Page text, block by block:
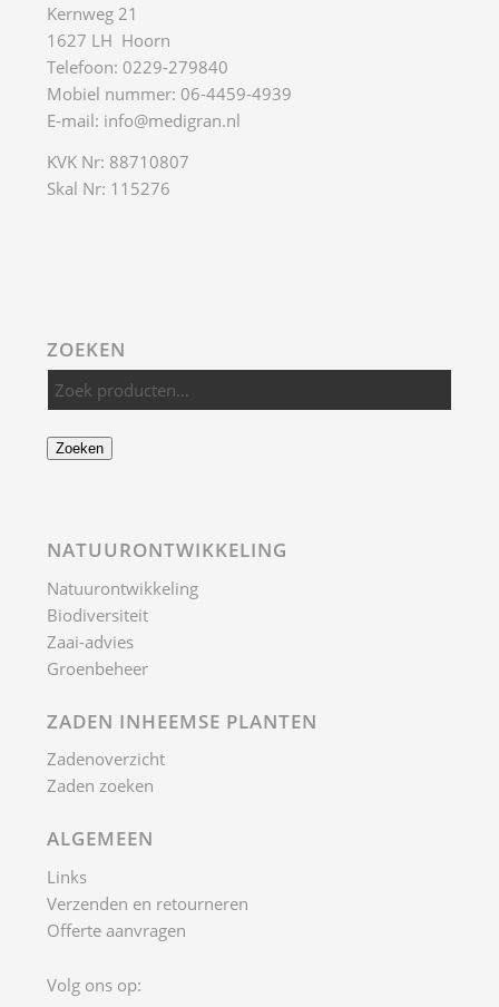
Kernweg 21
1627 LH Hoorn
Telefoon: 0229-279840
Mobiel nummer: 06-4459-4939
E-mail: info@medigran.nl
KVK Nr: 88710807
Skal Nr: 115276
ZOEKEN
Zoeken
NATUURONTWIKKELING
Natuurontwikkeling
Biodiversiteit
Zaai-advies
Groenbeheer
ZADEN INHEEMSE PLANTEN
Zadenoverzicht
Zaden zoeken
ALGEMEEN
Links
Verzenden en retourneren
Offerte aanvragen
Volg ons op: